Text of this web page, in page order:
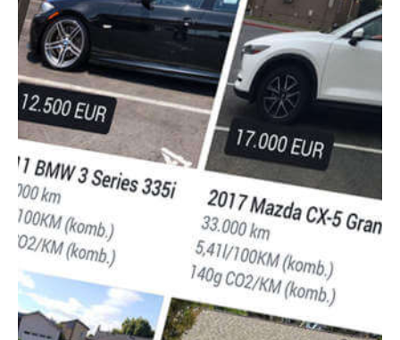
Taxigarantie VW
Kooperation mit
Sonderfahrzeuge
Garantien für
Boote
Boot Protection
Yacht Protection
Elektrogeräte
Mobile Device